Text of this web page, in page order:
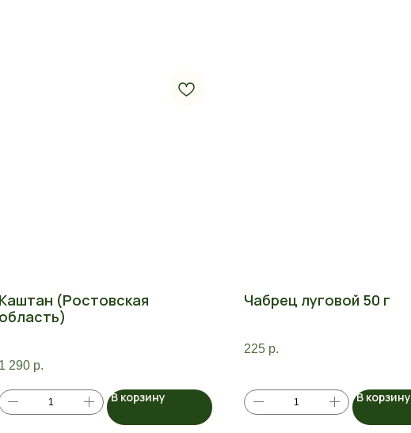
Каштан (Ростовская
область)
1 290 р.
В корзину
Чабрец луговой 50 г
225 р.
В корзину